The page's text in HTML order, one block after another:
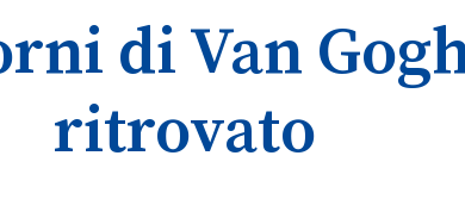
di Van
ritrovato